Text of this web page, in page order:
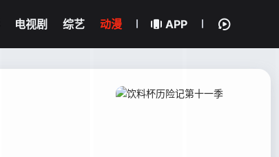
电视剧 综艺 动漫 APP